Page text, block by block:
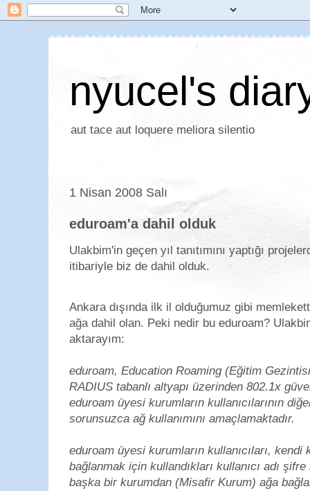
nyucel's
aut tace aut loquere meliora silentio
1 Nisan 2008 Salı
eduroam'a dahil olduk
Ulakbim'in geçen yıl tanıtımını yaptığı
itibariyle biz de dahil olduk.
Ankara dışında ilk il olduğumuz gibi
ağa dahil olan. Peki nedir bu eduroam?
aktarayım:
eduroam, Education Roaming (Eğitim
RADIUS tabanlı altyapı üzerinden 802.1x
eduroam üyesi kurumların kullanıcılarının
sorunsuzca ağ kullanımını amaçlamaktadır.
eduroam üyesi kurumların kullanıcıları,
bağlanmak için kullandıkları kullanıcı adı
başka bir kurumdan (Misafir Kurum) ağa